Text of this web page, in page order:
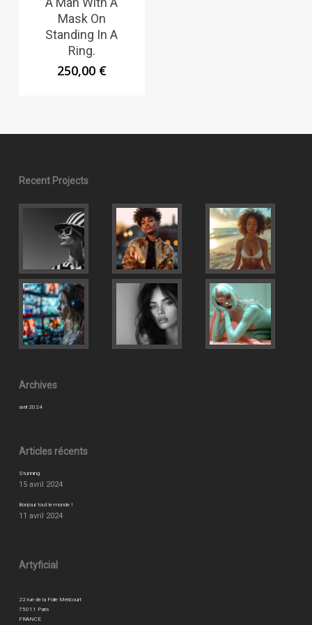
Mask On
Standing In A
Ring.
250,00 €
Recent Projects
Archives
avril 2024
Articles récents
Stunning
15 avril 2024
Bonjour tout le monde !
11 avril 2024
Artyficial
22 rue de la Folie Méricourt
75011 Paris
FRANCE